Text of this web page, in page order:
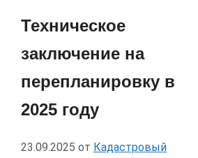
Техническое
заключение на
перепланировку в
2025 году
23.09.2025 от Кадастровый